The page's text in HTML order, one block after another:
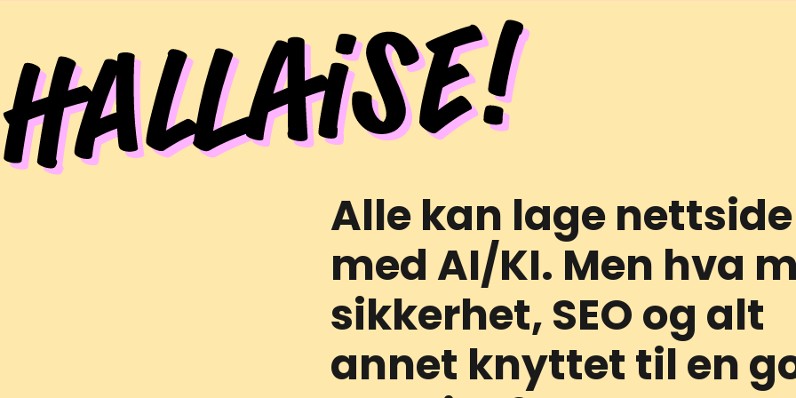
Alle kan lage nettside
med AI/KI. Men hva
sikkerhet, SEO og alt
annet knyttet til en